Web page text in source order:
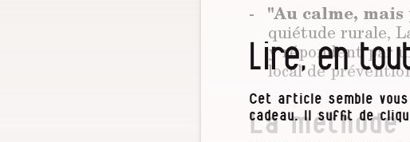
"Au calme, mais
quiétude rurale,
y répondent par
local de
La méthode
Lire, en
Cet article semble
cadeau. Il suffit de